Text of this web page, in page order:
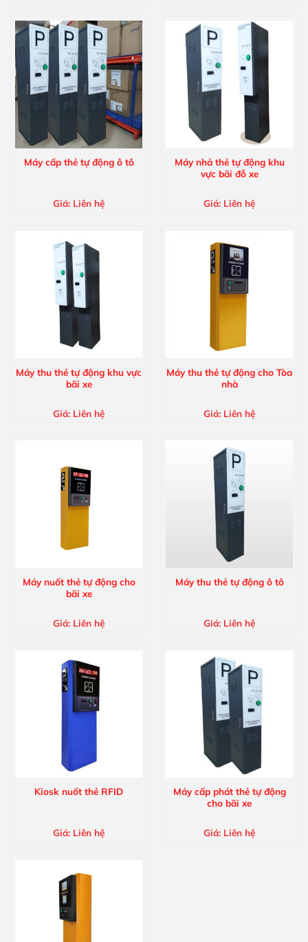
Máy cấp thẻ tự động ô tô
Giá: Liên hệ
Máy nhả thẻ tự động khu
vực bãi đỗ xe
Giá: Liên hệ
Máy thu thẻ tự động khu vực
bãi xe
Giá: Liên hệ
Máy thu thẻ tự động cho Tòa
nhà
Giá: Liên hệ
Máy nuốt thẻ tự động cho
bãi xe
Giá: Liên hệ
Máy thu thẻ tự động ô tô
Giá: Liên hệ
Kiosk nuốt thẻ RFID
Giá: Liên hệ
Máy cấp phát thẻ tự động
cho bãi xe
Giá: Liên hệ